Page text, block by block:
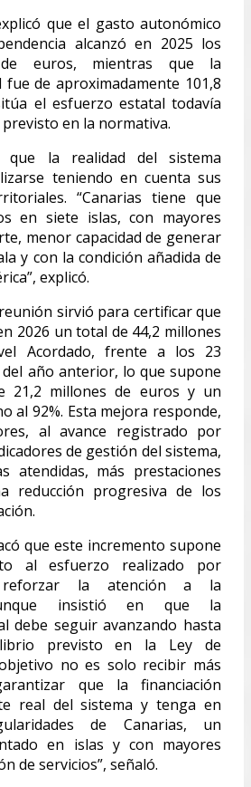
que el gasto autonómico
alcanzó en 2025 los
euros, mientras que la
de aproximadamente 101,8
el esfuerzo estatal todavía
en la normativa.
que la realidad del sistema
teniendo en cuenta sus
“Canarias tiene que
en siete islas, con mayores
menor capacidad de generar
y con la condición añadida de
explicó.
sirvió para certificar que
2026 un total de 44,2 millones
Acordado, frente a los 23
año anterior, lo que supone
21,2 millones de euros y un
al 92%. Esta mejora responde,
al avance registrado por
de gestión del sistema,
atendidas, más prestaciones
reducción progresiva de los
que este incremento supone
al esfuerzo realizado por
reforzar la atención a la
insistió en que la
debe seguir avanzando hasta
previsto en la Ley de
objetivo no es solo recibir más
que la financiación
real del sistema y tenga en
de Canarias, un
en islas y con mayores
de servicios”, señaló.